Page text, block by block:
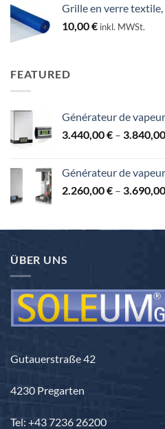
Grille en verre
10,00€ inkl. MWSt.
FEATURED
Générateur de
3.440,00€ – 3.840,00
Générateur de
2.260,00€ – 3.690,00
ÜBER UNS
Gutauerstraße 42
4230 Pregarten
Tel: +43 7236 26200